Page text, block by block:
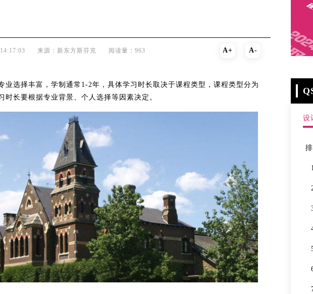
来源：新东方斯芬克 阅读量：963 A+ A-
业选择丰富，学制通常1-2年，具体学习时长取决于课程类型，课程类型分为
时长要根据专业背景、个人选择等因素决定。
设